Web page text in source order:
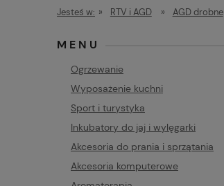
Jesteś w: » RTV i AGD » AGD drobne
MENU
Ogrzewanie
Wyposażenie kuchni
Sport i turystyka
Inkubatory do jaj i wylęgarki
Akcesoria do prania i sprzątania
Akcesoria komputerowe